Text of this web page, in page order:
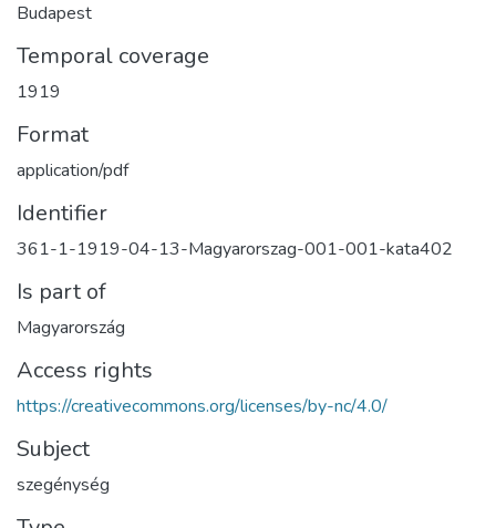
Budapest
Temporal coverage
1919
Format
application/pdf
Identifier
361-1-1919-04-13-Magyarorszag-001-001-kata402
Is part of
Magyarország
Access rights
https://creativecommons.org/licenses/by-nc/4.0/
Subject
szegénység